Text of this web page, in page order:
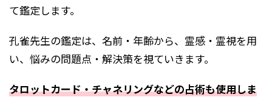
て鑑定します。
孔雀先生の鑑定は、名前・年齢から、霊感・霊視を用
い、悩みの問題点・解決策を視ていきます。
タロットカード・チャネリングなどの占術も使用しま